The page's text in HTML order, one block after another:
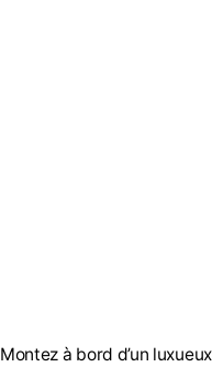
Montez à bord d’un